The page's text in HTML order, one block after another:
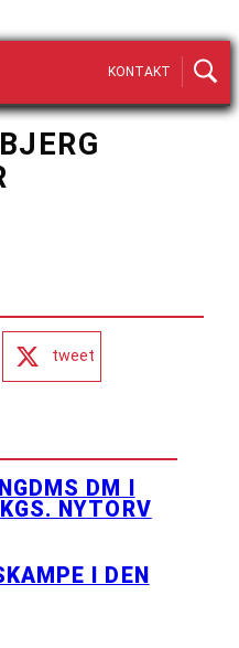
KONTAKT
tweet
DM I
NYTORV
I DEN